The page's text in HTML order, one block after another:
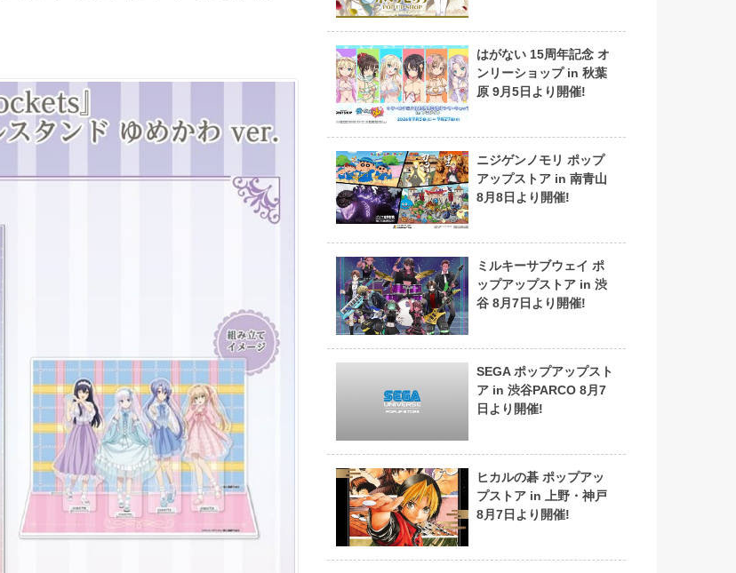
はがない 15周年記念 オ
ンリーショップ in 秋葉
原 9月5日より開催!
ニジゲンノモリ ポップ
アップストア in 南青山
8月8日より開催!
ミルキーサブウェイ ポ
ップアップストア in 渋
谷 8月7日より開催!
SEGA ポップアップスト
ア in 渋谷PARCO 8月7
日より開催!
ヒカルの碁 ポップアッ
プストア in 上野・神戸
8月7日より開催!